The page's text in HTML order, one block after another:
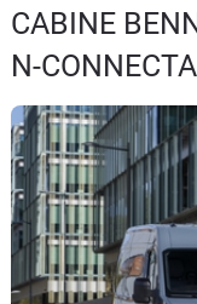
Guide
d'achat
Electriques
Utilitaires
Flottes
Auto
CABINE
N-CONNECTA